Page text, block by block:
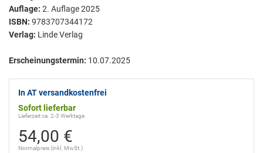
Auflage: 2. Auflage 2025
ISBN: 9783707344172
Verlag: Linde Verlag
Erscheinungstermin: 10.07.2025
In AT versandkostenfrei
Sofort lieferbar
Lieferzeit ca. 2-3 Werktage
54,00 €
Normalpreis (inkl. MwSt.)